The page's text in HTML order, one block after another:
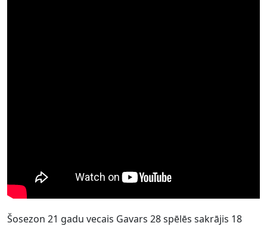
Šosezon 21 gadu vecais Gavars 28 spēlēs sakrājis 18